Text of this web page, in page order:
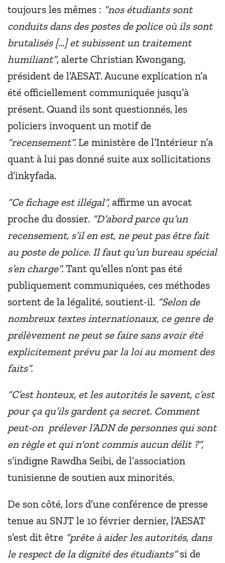
toujours les mêmes : “nos étudiants sont
conduits dans des postes de police où ils sont
brutalisés [...] et subissent un traitement
humiliant”, alerte Christian Kwongang,
président de l’AESAT. Aucune explication n’a
été officiellement communiquée jusqu’à
présent. Quand ils sont questionnés, les
policiers invoquent un motif de
“recensement”. Le ministère de l’Intérieur n’a
quant à lui pas donné suite aux sollicitations
d’inkyfada.
“Ce fichage est illégal”, affirme un avocat
proche du dossier. “D’abord parce qu’un
recensement, s’il en est, ne peut pas être fait
au poste de police. Il faut qu’un bureau spécial
s’en charge”. Tant qu’elles n’ont pas été
publiquement communiquées, ces méthodes
sortent de la légalité, soutient-il. “Selon de
nombreux textes internationaux, ce genre de
prélèvement ne peut se faire sans avoir été
explicitement prévu par la loi au moment des
faits”.
“C’est honteux, et les autorités le savent, c’est
pour ça qu’ils gardent ça secret. Comment
peut-on prélever l’ADN de personnes qui sont
en règle et qui n'ont commis aucun délit ?”,
s’indigne Rawdha Seibi, de l’association
tunisienne de soutien aux minorités.
De son côté, lors d’une conférence de presse
tenue au SNJT le 10 février dernier, l’AESAT
s’est dit être “prête à aider les autorités, dans
le respect de la dignité des étudiants”si de